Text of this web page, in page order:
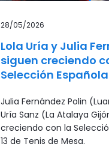
28/05/2026
Lola Uría y Julia
siguen creciendo
Selección Española
Julia Fernández Polin
Uría Sanz (La Atalaya
creciendo con la
13 de Tenis de Mesa.